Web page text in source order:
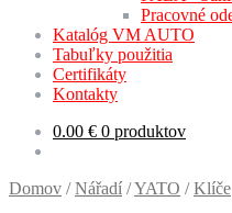
Pracovné
Katalóg VM AUTO
Tabuľky použitia
Certifikáty
Kontakty
0.00 € 0 produktov
Domov /Nářadí /YATO /Klíče